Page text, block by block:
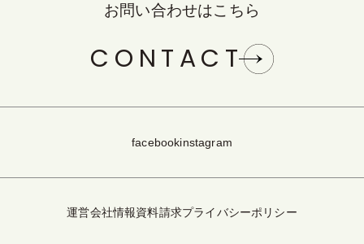
お問い合わせはこちら
CONTACT
facebookinstagram
運営会社情報資料請求プライバシーポリシー